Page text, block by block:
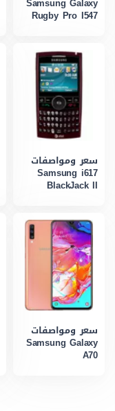
Samsung Galaxy
Rugby Pro I547
سعر ومواصفات
Samsung i617
BlackJack II
سعر ومواصفات
Samsung Galaxy
A70